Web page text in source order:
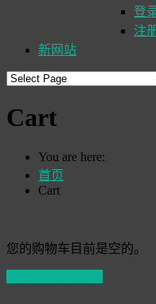
登
注
新网站
Cart
You are here:
首页
Cart
您的购物车目前是空的。